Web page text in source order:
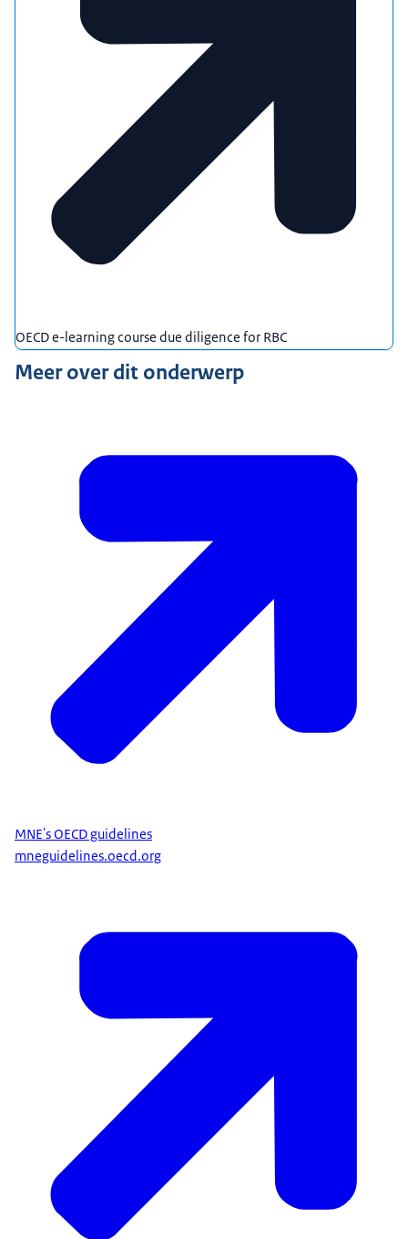
OECD e-learning course due diligence for RBC
Meer over dit onderwerp
MNE's OECD guidelines
mneguidelines.oecd.org